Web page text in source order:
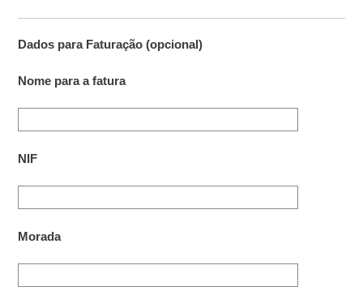
Dados para Faturação (opcional)
Nome para a fatura
NIF
Morada